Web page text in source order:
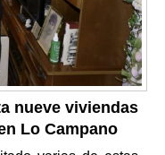
nueve viviendas
Lo Campano